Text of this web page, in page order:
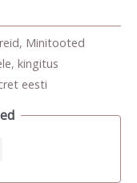
, Minitooted
, kingitus
eesti